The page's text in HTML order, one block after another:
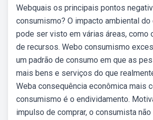
Webquais os principais pontos
consumismo? O impacto ambiental
pode ser visto em várias áreas, como
de recursos. Webo consumismo
um padrão de consumo em que as
mais bens e serviços do que
Weba consequência econômica mais
consumismo é o endividamento.
impulso de comprar, o consumista não